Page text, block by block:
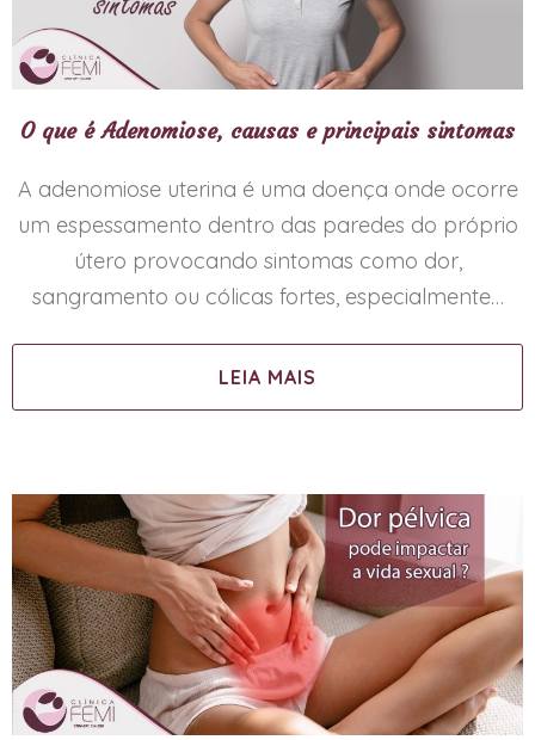
O que é Adenomiose, causas e principais sintomas
A adenomiose uterina é uma doença onde ocorre
um espessamento dentro das paredes do próprio
útero provocando sintomas como dor,
sangramento ou cólicas fortes, especialmente…
LEIA MAIS